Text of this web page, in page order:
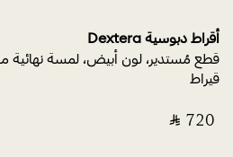
أقراط دبوسية Dextera
قيراط
‎ ⃁ ⁦720⁩ ‎